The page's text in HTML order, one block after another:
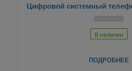
Цифровой системный
В наличии
ПОДРОБНЕЕ